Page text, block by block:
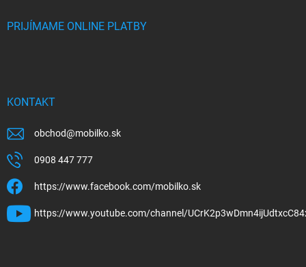
PRIJÍMAME ONLINE PLATBY
KONTAKT
obchod@mobilko.sk
0908 447 777
https://www.facebook.com/mobilko.sk
https://www.youtube.com/channel/